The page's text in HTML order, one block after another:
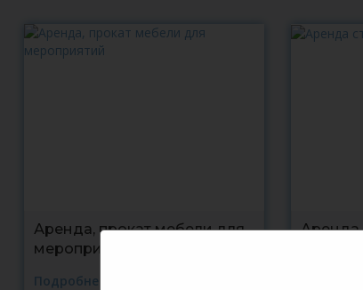
Аренда, прокат мебели для
мероприятий
Подробнее
Аренда